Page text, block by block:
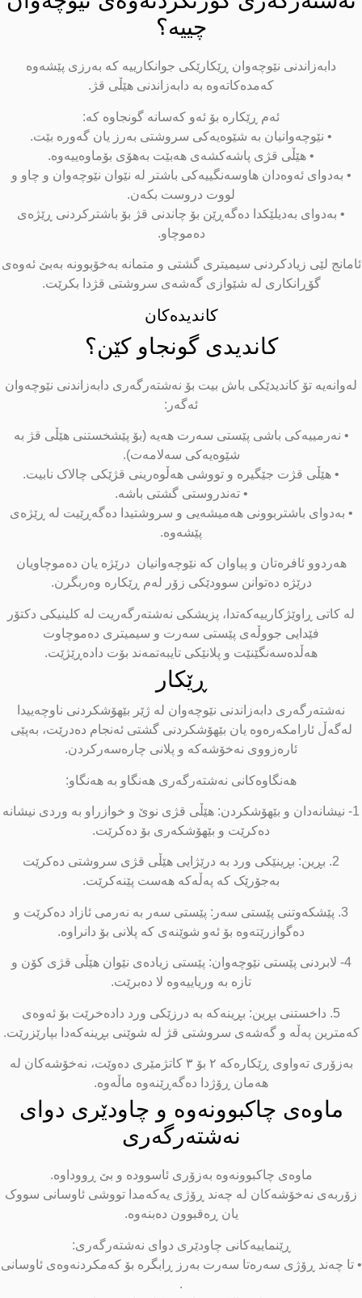
چییە؟
دابەزاندنی نێوچەوان ڕێکارێکی جوانکارییە کە بەرزی پێشەوە
کەمدەکاتەوە بە دابەزاندنی هێڵی قژ.
ئەم ڕێکارە بۆ ئەو کەسانە گونجاوە کە:
• نێوچەوانیان بە شێوەیەکی سروشتی بەرز یان گەورە بێت.
• هێڵی قژی پاشەکشەی هەبێت بەهۆی بۆماوەییەوە.
• بەدوای ئەوەدان هاوسەنگییەکی باشتر لە نێوان نێوچەوان و چاو و
لووت دروست بکەن.
• بەدوای بەدیلێکدا دەگەڕێن بۆ چاندنی قژ بۆ باشترکردنی ڕێژەی
دەموچاو.
لێی زیادکردنی سیمیتری گشتی و متمانە بەخۆبوونە بەبێ ئەوەی
گۆڕانکاری لە شێوازی گەشەی سروشتی قژدا بکرێت.
کاندیدەکان
کاندیدی گونجاو کێن؟
لەوانەیە تۆ کاندیدێکی باش بیت بۆ نەشتەرگەری دابەزاندنی نێوچەوان
ئەگەر:
• نەرمییەکی باشی پێستی سەرت هەیە (بۆ پێشخستنی هێڵی قژ بە
شێوەیەکی سەلامەت).
• هێڵی قژت جێگیرە و تووشی هەڵوەرینی قژێکی چالاک نابیت.
• تەندروستی گشتی باشە.
• بەدوای باشتربوونی هەمیشەیی و سروشتیدا دەگەڕێیت لە ڕێژەی
پێشەوە.
هەردوو ئافرەتان و پیاوان که نێوچەوانیان درێژه یان دەموچاویان
درێژە دەتوانن سوودێکی زۆر لەم ڕێکارە وەربگرن.
لە کاتی ڕاوێژکارییەکەتدا، پزیشکی نەشتەرگەریت لە کلینیکی دکتۆر
فێدایی جووڵەی پێستی سەرت و سیمیتری دەموچاوت
هەڵدەسەنگێنێت و پلانێکی تایبەتمەند بۆت دادەڕێژێت.
ڕێکار
نەشتەرگەری دابەزاندنی نێوچەوان لە ژێر بێهۆشکردنی ناوچەییدا
لەگەڵ ئارامکەرەوە یان بێهۆشکردنی گشتی ئەنجام دەدرێت، بەپێی
ئارەزووی نەخۆشەکە و پلانی چارەسەرکردن.
هەنگاوەکانی نەشتەرگەری هەنگاو بە هەنگاو:
1- نیشانەدان و بێهۆشکردن: هێڵی قژی نوێ و خوازراو بە وردی نیشانە
دەکرێت و بێهۆشکەری بۆ دەکرێت.
2. بڕین: بڕینێکی ورد بە درێژایی هێڵی قژی سروشتی دەکرێت
بەجۆرێک کە پەڵەکە هەست پێنەکرێت.
3. پێشکەوتنی پێستی سەر: پێستی سەر بە نەرمی ئازاد دەکرێت و
دەگوازرێتەوە بۆ ئەو شوێنەی کە پلانی بۆ دانراوە.
4- لابردنی پێستی نێوچەوان: پێستی زیادەی نێوان هێڵی قژی کۆن و
تازە بە وریاییەوە لا دەبرێت.
5. داخستنی بڕین: بڕینەکە بە درزێکی ورد دادەخرێت بۆ ئەوەی
پەڵە و گەشەی سروشتی قژ لە شوێنی بڕینەکەدا بپارێزرێت.
بەزۆری تەواوی ڕێکارەکە ٢ بۆ ٣ کاتژمێری دەوێت، نەخۆشەکان لە
هەمان ڕۆژدا دەگەڕێنەوە ماڵەوە.
ماوەی چاکبوونەوە و چاودێری دوای
نەشتەرگەری
ماوەی چاکبوونەوە بەزۆری ئاسوودە و بێ ڕووداوە.
زۆربەی نەخۆشەکان لە چەند ڕۆژی یەکەمدا تووشی ئاوسانی سووک
یان ڕەقبوون دەبنەوە.
ڕێنماییەکانی چاودێری دوای نەشتەرگەری:
تا چەند ڕۆژی سەرەتا سەرت بەرز ڕابگرە بۆ کەمکردنەوەی ئاوسانی